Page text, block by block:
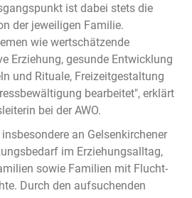
ist dabei stets die
der jeweiligen Familie.
wie wertschätzende
Erziehung, gesunde Entwicklung
und Rituale, Freizeitgestaltung
bearbeitet", erklärt
bei der AWO.
an Gelsenkirchener
im Erziehungsalltag,
sowie Familien mit Flucht-
Durch den aufsuchenden